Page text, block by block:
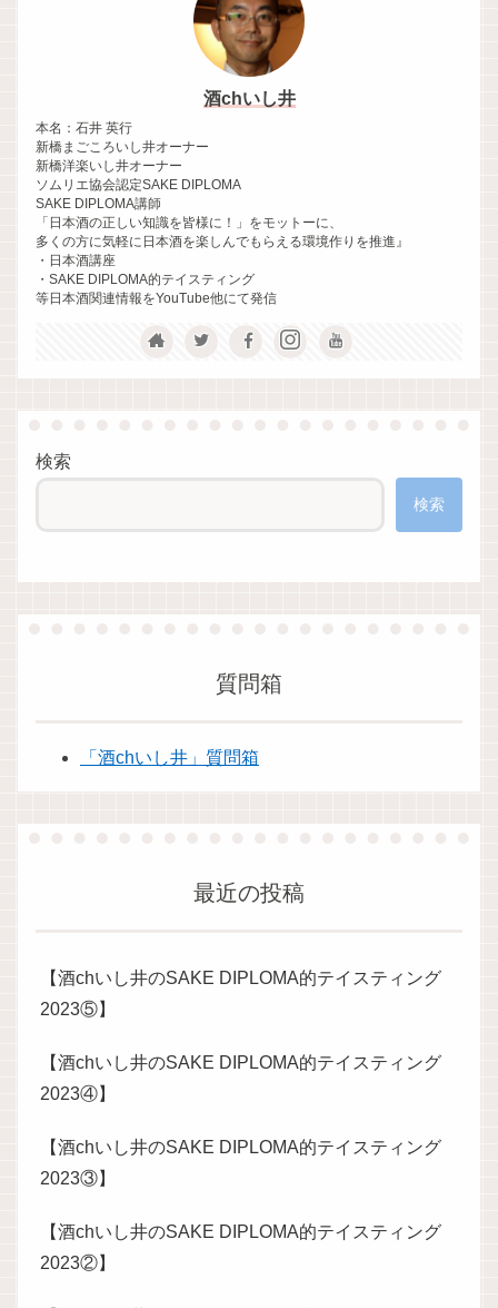
酒chいし井
本名：石井 英行
新橋まごころいし井オーナー
新橋洋楽いし井オーナー
ソムリエ協会認定SAKE DIPLOMA
SAKE DIPLOMA講師
「日本酒の正しい知識を皆様に！」をモットーに、
多くの方に気軽に日本酒を楽しんでもらえる環境作りを推進』
・日本酒講座
・SAKE DIPLOMA的テイスティング
等日本酒関連情報をYouTube他にて発信
検索
検索
質問箱
「酒chいし井」質問箱
最近の投稿
【酒chいし井のSAKE DIPLOMA的テイスティング
2023⑤】
【酒chいし井のSAKE DIPLOMA的テイスティング
2023④】
【酒chいし井のSAKE DIPLOMA的テイスティング
2023③】
【酒chいし井のSAKE DIPLOMA的テイスティング
2023②】